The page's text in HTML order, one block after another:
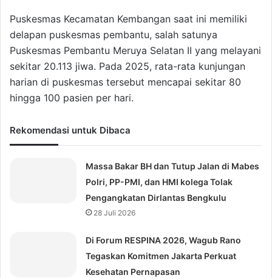
Puskesmas Kecamatan Kembangan saat ini memiliki
delapan puskesmas pembantu, salah satunya
Puskesmas Pembantu Meruya Selatan II yang melayani
sekitar 20.113 jiwa. Pada 2025, rata-rata kunjungan
harian di puskesmas tersebut mencapai sekitar 80
hingga 100 pasien per hari.
Rekomendasi untuk Dibaca
Massa Bakar BH dan Tutup Jalan di Mabes
Polri, PP-PMI, dan HMI kolega Tolak
Pengangkatan Dirlantas Bengkulu
28 Juli 2026
Di Forum RESPINA 2026, Wagub Rano
Tegaskan Komitmen Jakarta Perkuat
Kesehatan Pernapasan